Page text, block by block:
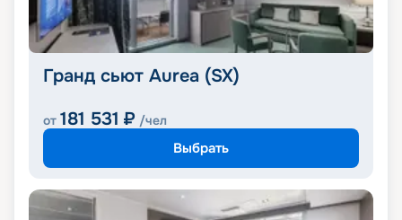
Гранд сьют Aurea (SX)
от 181 531 ₽ /чел
Выбрать